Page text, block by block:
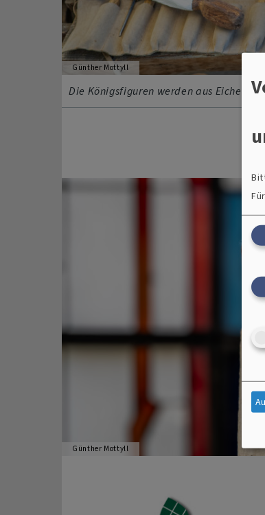
Günther Mottyll
Die Königsfiguren werden aus
Günther Mottyll